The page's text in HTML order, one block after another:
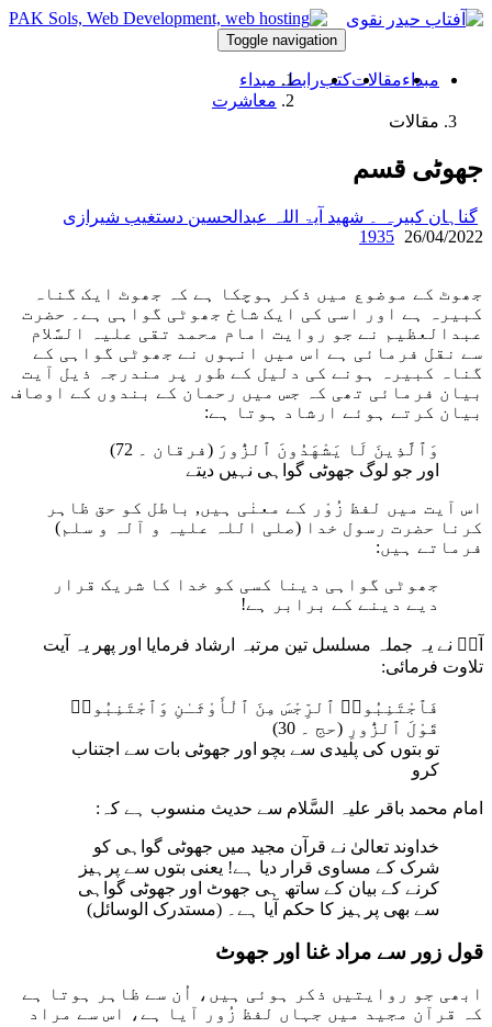
Toggle navigation
مبداءمقالاتکتبرابطہ مبداء
معاشرت
مقالات
جھوٹی قسم
گناہان کبیرہ ۔ شھید آیۃ اللہ عبدالحسین دستغیب شیرازی
26/04/2022
1935
جھوٹ کے موضوع میں ذکر ہوچکا ہے کہ جھوٹ ایک گناہ
کبیرہ ہے اور اسی کی ایک شاخ جھوٹی گواہی ہے۔ حضرت
عبدالعظیم نے جو روایت امام محمد تقی علیہ السَّلام
سے نقل فرمائی ہے اس میں انہوں نے جھوٹی گواہی کے
گناہ کبیرہ ہونے کی دلیل کے طور پر مندرجہ ذیل آیت
بیان فرمائی تھی کہ جس میں رحمان کے بندوں کے اوصاف
بیان کرتے ہوئے ارشاد ہوتا ہے:
وَٱلَّذِينَ لَا يَشْهَدُونَ ٱلزُّورَ (فرقان ۔ 72)
اور جو لوگ جھوٹی گواہی نہیں دیتے
اس آیت میں لفظ زُوْر کے معنٰی ہیں, باطل کو حق ظاہر
کرنا حضرت رسول خدا (صلی اللہ علیہ و آلہ و سلم)
فرماتے ہیں:
جھوٹی گواہی دینا کسی کو خدا کا شریک قرار
دیے دینے کے برابر ہے!
آپؐ نے یہ جملہ مسلسل تین مرتبہ ارشاد فرمایا اور پھر یہ آیت
تلاوت فرمائی:
فَٱجْتَنِبُوا۟ ٱلرِّجْسَ مِنَ ٱلْأَوْثَـٰنِ وَٱجْتَنِبُوا۟
قَوْلَ ٱلزُّورِ (حج ۔ 30)
تو بتوں کی پلیدی سے بچو اور جھوٹی بات سے اجتناب
کرو
امام محمد باقر علیہ السَّلام سے حدیث منسوب ہے کہ:
خداوند تعالیٰ نے قرآن مجید میں جھوٹی گواہی کو
شرک کے مساوی قرار دیا ہے! یعنی بتوں سے پرہیز
کرنے کے بیان کے ساتھ ہی جھوٹ اور جھوٹی گواہی
سے بھی پرہیز کا حکم آیا ہے۔ (مستدرک الوسائل)
قول زور سے مراد غنا اور جھوٹ
ابھی جو روایتیں ذکر ہوئی ہیں، اُن سے ظاہر ہوتا ہے
کہ قرآن مجید میں جہاں لفظ زُور آیا ہے، اس سے مراد